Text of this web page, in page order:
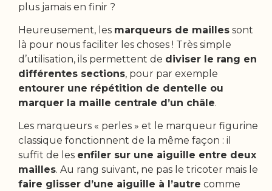
plus jamais en finir ?
Heureusement, les marqueurs de mailles sont
là pour nous faciliter les choses ! Très simple
d’utilisation, ils permettent de diviser le rang en
différentes sections, pour par exemple
entourer une répétition de dentelle ou
marquer la maille centrale d’un châle.
Les marqueurs « perles » et le marqueur figurine
classique fonctionnent de la même façon : il
suffit de les enfiler sur une aiguille entre deux
mailles. Au rang suivant, ne pas le tricoter mais le
faire glisser d’une aiguille à l’autre comme